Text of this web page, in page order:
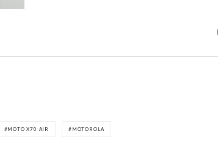
MOTO X70 AIR MOTOROLA